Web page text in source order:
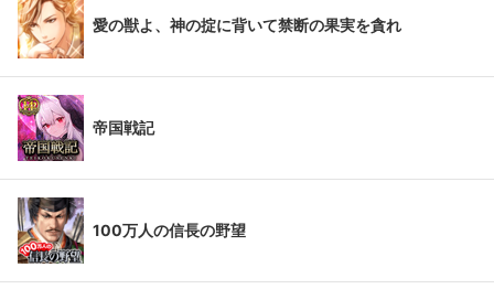
愛の獣よ、神の掟に背いて禁断の果実を貪れ
帝国戦記
100万人の信長の野望